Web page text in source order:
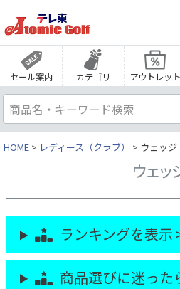
セール案内 カテゴリ アウトレット
HOME レディース（クラブ） ウェッジ
ウェッ
ランキングを表示
商品選びに迷った